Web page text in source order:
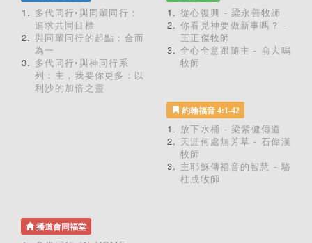
多代同行•與同輩同行：
追求共同目標
與同輩同行的起點：合而
為一
多代同行•與神同行系
列：主，我要你更多：以
利沙的加倍之靈
從心復興 - 梁永善牧師
你看見神要做新事嗎？ -
王正傑牧師
全心全意跟隨主 - 俞大鳴
牧師
約翰福音 4:1-42
放下水桶 - 梁紫健傳道
天涯何處無芳草 - 石偉漢
牧師
主耶穌傳福音的智慧 - 駱
柱成牧師
播道會同福堂